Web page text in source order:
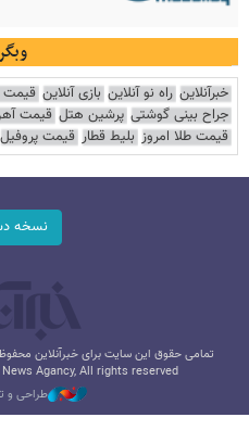
خبرآنلاین راه نو آنلاین بازی آنلاین قیمت
جراح بینی گوشتی پرشین هتل قیمت آهن
قیمت طلا امروز بلیط قطار قیمت پروفیل
نسخه
تمامی حقوق این سایت برای خبرآنلاین
Agancy, All rights reserved
طراحی و